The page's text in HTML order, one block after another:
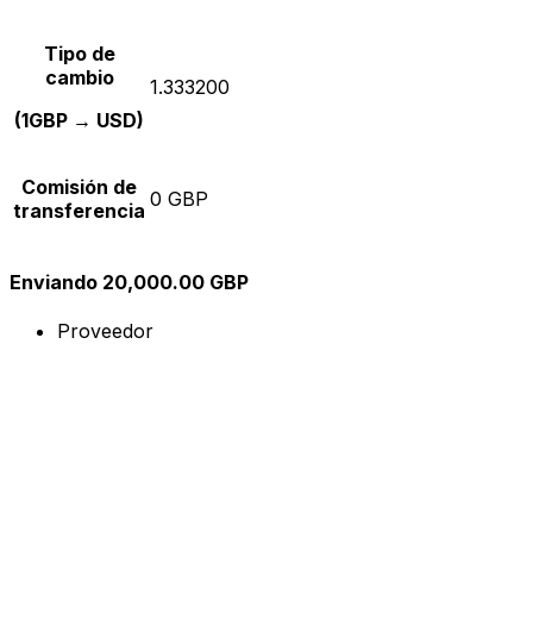
Tipo de
cambio
(1GBP → USD)
1.333200
Comisión de
transferencia 0 GBP
Enviando 20,000.00 GBP
Proveedor